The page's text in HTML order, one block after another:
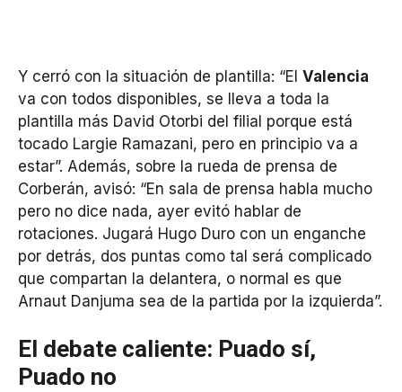
Y cerró con la situación de plantilla: “El Valencia
va con todos disponibles, se lleva a toda la
plantilla más David Otorbi del filial porque está
tocado Largie Ramazani, pero en principio va a
estar”. Además, sobre la rueda de prensa de
Corberán, avisó: “En sala de prensa habla mucho
pero no dice nada, ayer evitó hablar de
rotaciones. Jugará Hugo Duro con un enganche
por detrás, dos puntas como tal será complicado
que compartan la delantera, o normal es que
Arnaut Danjuma sea de la partida por la izquierda”.
El debate caliente: Puado sí,
Puado no